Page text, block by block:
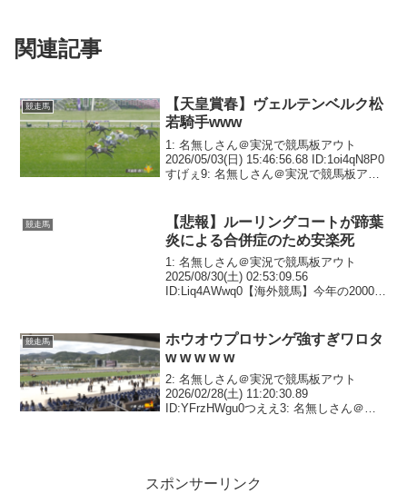
関連記事
競走馬
【天皇賞春】ヴェルテンベルク松
若騎手www
1: 名無しさん＠実況で競馬板アウト
2026/05/03(日) 15:46:56.68 ID:1oi4qN8P0
すげぇ9: 名無しさん＠実況で競馬板アウ
競走馬
【悲報】ルーリングコートが蹄葉
炎による合併症のため安楽死
1: 名無しさん＠実況で競馬板アウト
2025/08/30(土) 02:53:09.56
ID:Liq4AWwq0【海外競馬】今年の2000ギ
R.I.P.Rulin...
競走馬
ホウオウプロサンゲ強すぎワロタ
w w w w w
2: 名無しさん＠実況で競馬板アウト
2026/02/28(土) 11:20:30.89
ID:YFrzHWgu0つええ3: 名無しさん＠実
スポンサーリンク